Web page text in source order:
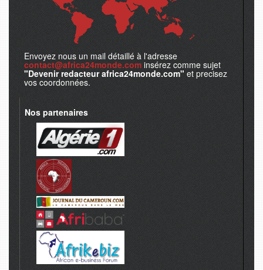
Envoyez nous un mail détaillé à l'adresse
contact@africa24monde.com insérez comme sujet
"Devenir redacteur africa24monde.com" et precisez
vos coordonnées.
Nos partenaires